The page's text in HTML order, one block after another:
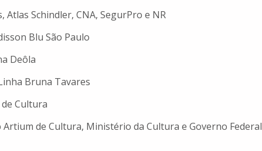
Atlas Schindler, CNA, SegurPro e NR
Blu São Paulo
Deôla
Bruna Tavares
Cultura
Artium de Cultura, Ministério da Cultura e Governo Federal